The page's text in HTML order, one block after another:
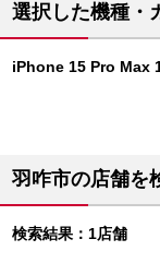
選択した機種・
iPhone 15 Pro Max
羽咋市の店舗を
検索結果：1店舗